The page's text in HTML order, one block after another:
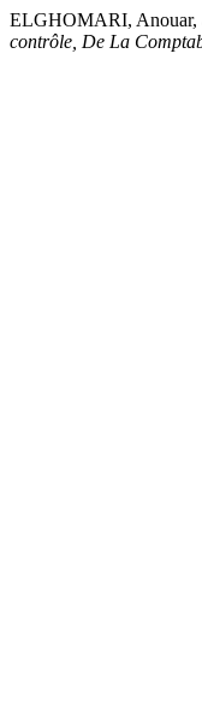
ELGHOMARI, Anouar,
contrôle, De La